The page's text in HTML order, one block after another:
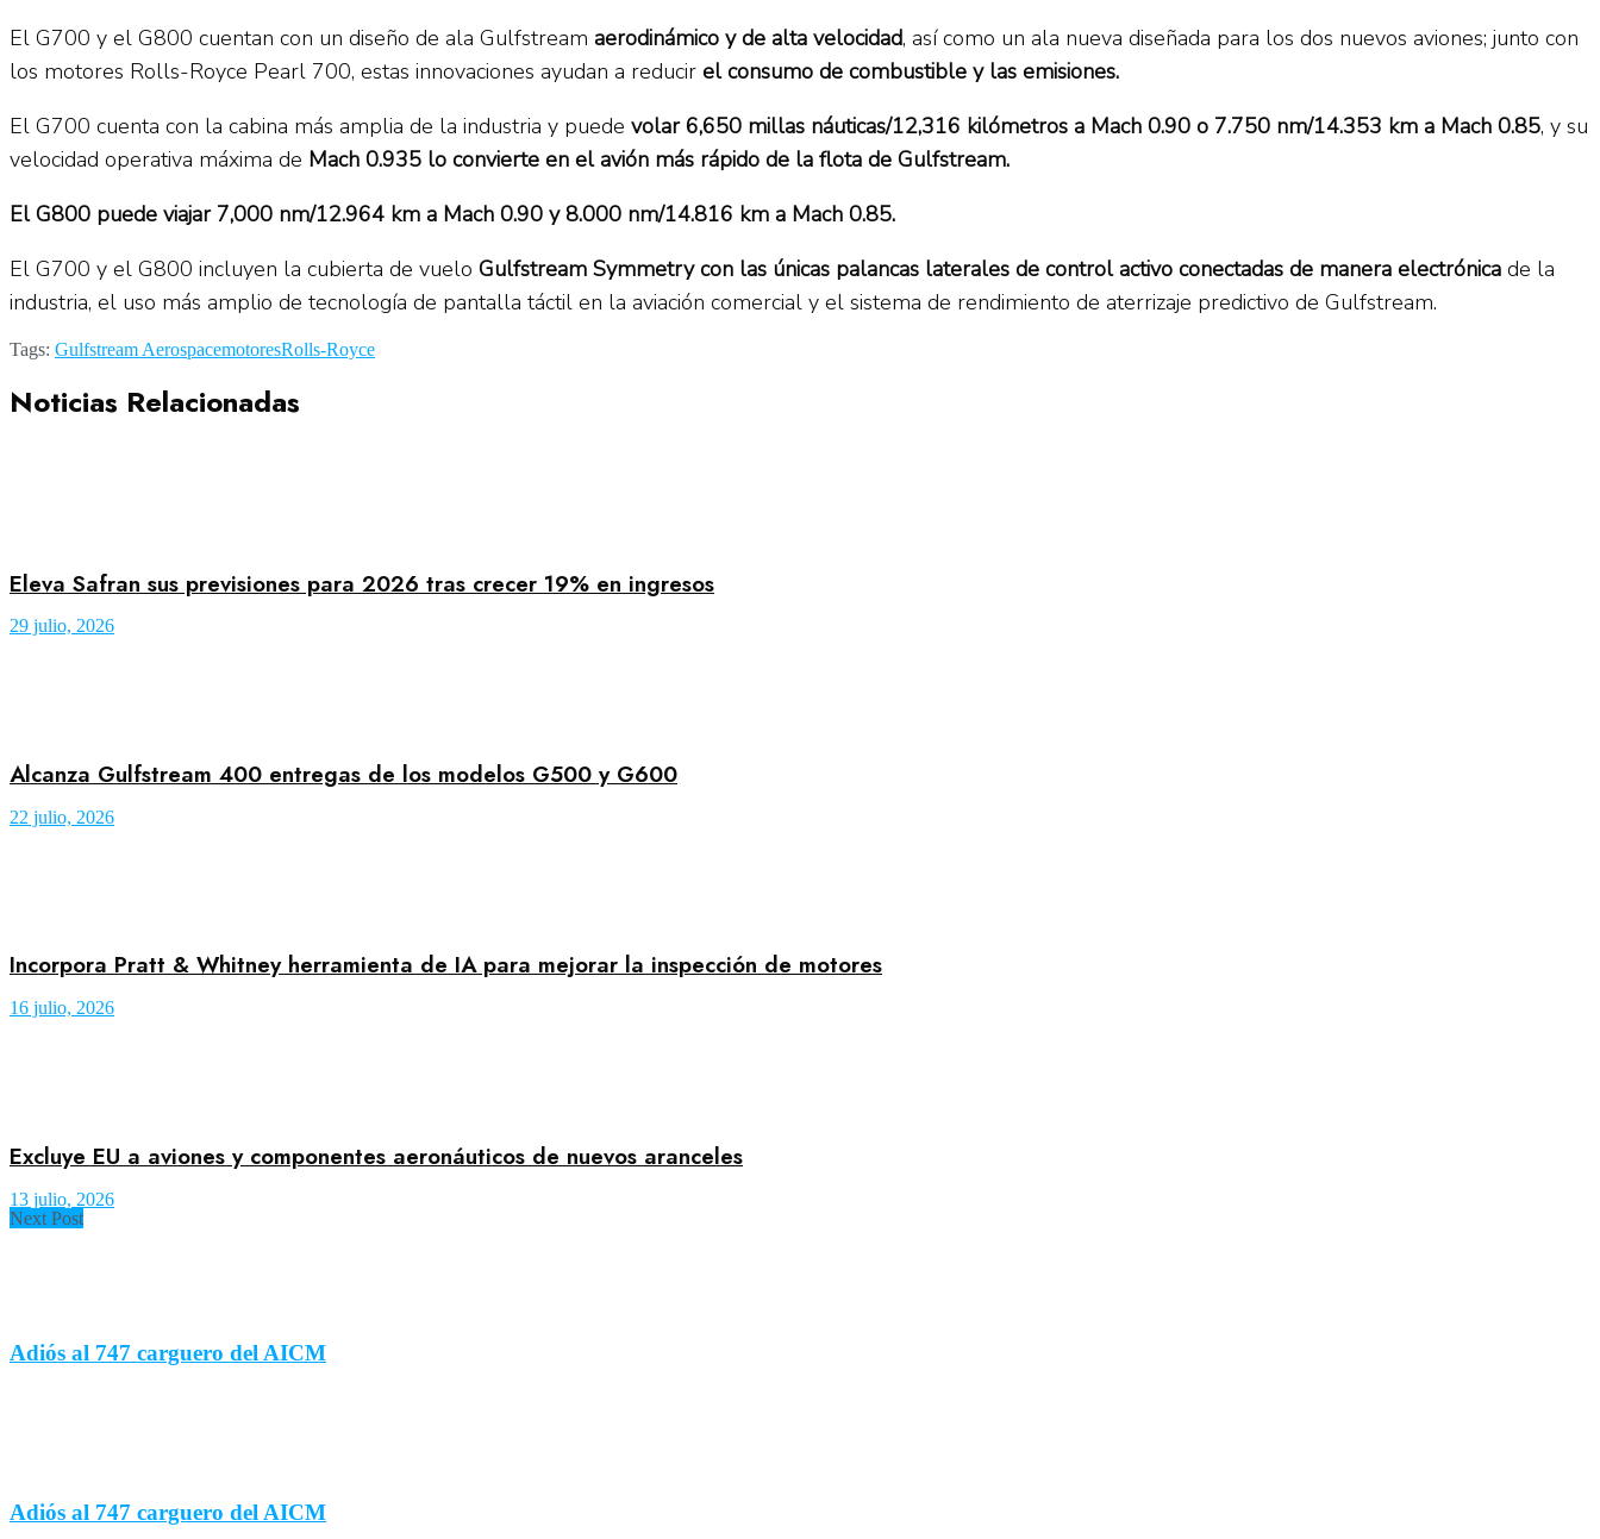
El G700 y el G800 cuentan con un diseño de ala Gulfstream aerodinámico y de alta velocidad, así como un ala nueva diseñada para los dos nuevos aviones; junto con
los motores Rolls-Royce Pearl 700, estas innovaciones ayudan a reducir el consumo de combustible y las emisiones.
El G700 cuenta con la cabina más amplia de la industria y puede volar 6,650 millas náuticas/12,316 kilómetros a Mach 0.90 o 7.750 nm/14.353 km a Mach 0.85, y su
velocidad operativa máxima de Mach 0.935 lo convierte en el avión más rápido de la flota de Gulfstream.
El G800 puede viajar 7,000 nm/12.964 km a Mach 0.90 y 8.000 nm/14.816 km a Mach 0.85.
El G700 y el G800 incluyen la cubierta de vuelo Gulfstream Symmetry con las únicas palancas laterales de control activo conectadas de manera electrónica de la
industria, el uso más amplio de tecnología de pantalla táctil en la aviación comercial y el sistema de rendimiento de aterrizaje predictivo de Gulfstream.
Tags: Gulfstream AerospacemotoresRolls-Royce
Noticias Relacionadas
Eleva Safran sus previsiones para 2026 tras crecer 19% en ingresos
29 julio, 2026
Alcanza Gulfstream 400 entregas de los modelos G500 y G600
22 julio, 2026
Incorpora Pratt & Whitney herramienta de IA para mejorar la inspección de motores
16 julio, 2026
Excluye EU a aviones y componentes aeronáuticos de nuevos aranceles
13 julio, 2026
Next Post
Adiós al 747 carguero del AICM
Adiós al 747 carguero del AICM